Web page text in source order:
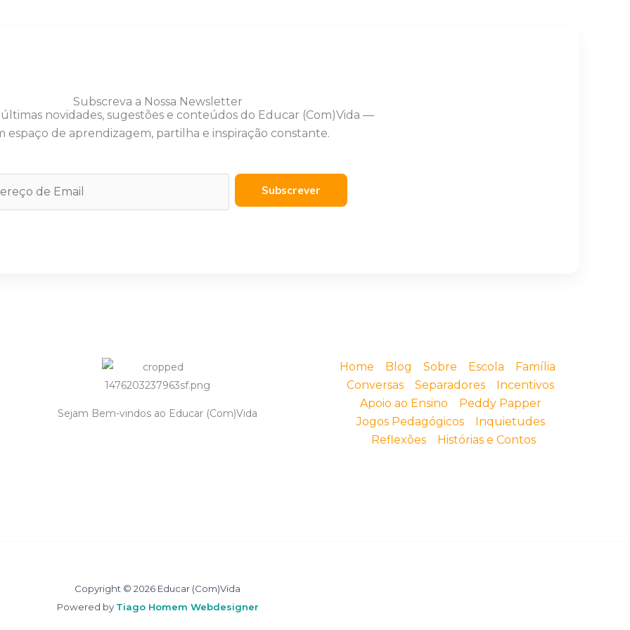
Subscreva a Nossa Newsletter
últimas novidades, sugestões e conteúdos do Educar (Com)Vida —
espaço de aprendizagem, partilha e inspiração constante.
Subscrever
Sejam Bem-vindos ao Educar (Com)Vida
Home Blog Sobre Escola
Família
Conversas
Separadores
Incentivos
Apoio ao Ensino
Peddy Papper
Jogos Pedagógicos
Inquietudes
Reflexões
Histórias e Contos
Copyright © 2026 Educar (Com)Vida
Powered by Tiago Homem Webdesigner